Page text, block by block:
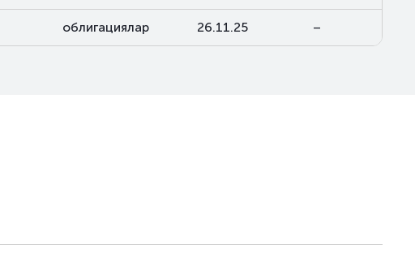
облигациялар 26.11.25 –